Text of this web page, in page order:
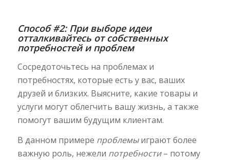
Способ #2: При выборе идеи
отталкивайтесь от собственных
потребностей и проблем
Сосредоточьтесь на проблемах и
потребностях, которые есть у вас, ваших
друзей и близких. Выясните, какие товары и
услуги могут облегчить вашу жизнь, а также
помогут вашим будущим клиентам.
В данном примере проблемыиграют более
важную роль, нежели потребности– потому